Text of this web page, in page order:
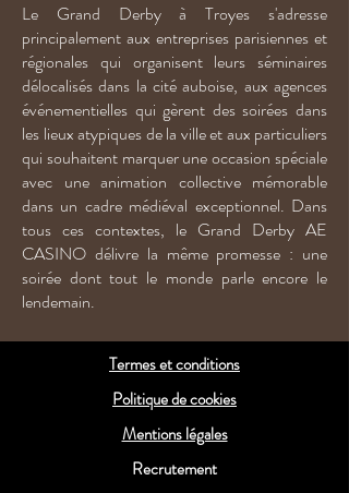
Le Grand Derby à Troyes s'adresse
principalement aux entreprises parisiennes et
régionales qui organisent leurs séminaires
délocalisés dans la cité auboise, aux agences
événementielles qui gèrent des soirées dans
les lieux atypiques de la ville et aux particuliers
qui souhaitent marquer une occasion spéciale
avec une animation collective mémorable
dans un cadre médiéval exceptionnel. Dans
tous ces contextes, le Grand Derby AE
CASINO délivre la même promesse : une
soirée dont tout le monde parle encore le
lendemain.
Termes et conditions
Politique de cookies
Mentions légales
Recrutement